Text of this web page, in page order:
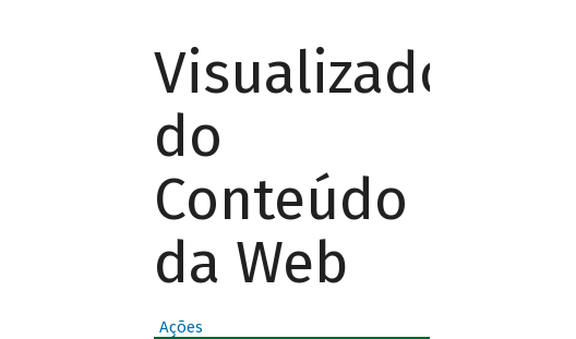
Visualizador
do
Conteúdo
da Web
Ações